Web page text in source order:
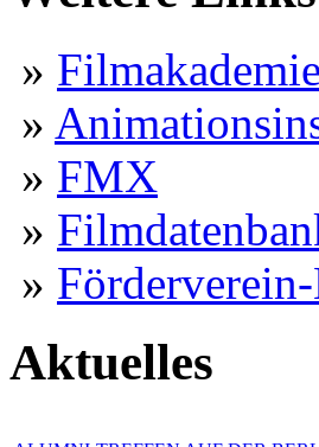
» Filmakademie
»
» FMX
»
»
Aktuelles